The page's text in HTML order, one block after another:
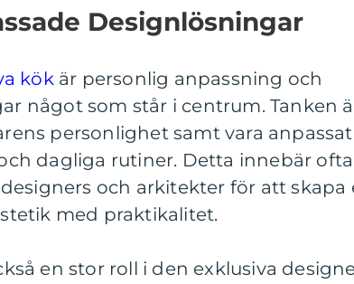
Designlösningar
kökär personlig anpassning och
något som står i centrum. Tanken
personlighet samt vara
dagliga rutiner. Detta innebär ofta
och arkitekter för att skapa
med praktikalitet.
en stor roll i den exklusiva